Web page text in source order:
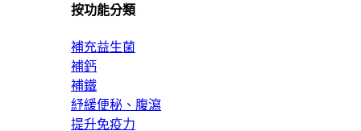
按功能分類
補充益生菌
補鈣
補鐵
紓緩便秘、腹瀉
提升免疫力